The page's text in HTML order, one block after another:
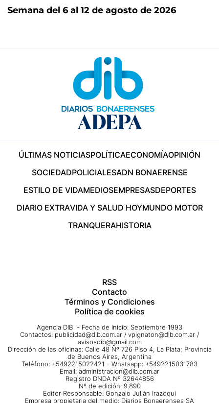
Semana del 6 al 12 de agosto de 2026
ÚLTIMAS NOTICIASPOLÍTICAECONOMÍAOPINIÓN
SOCIEDADPOLICIALESADN BONAERENSE
ESTILO DE VIDAMEDIOSEMPRESASDEPORTES
DIARIO EXTRAVIDA Y SALUD HOYMUNDO MOTOR
TRANQUERAHISTORIA
RSS
Contacto
Términos y Condiciones
Política de cookies
Agencia DIB - Fecha de Inicio: Septiembre 1993
Contactos: publicidad@dib.com.ar / vpignaton@dib.com.ar /
avisosdib@gmail.com
Dirección de las oficinas: Calle 48 Nº 726 Piso 4, La Plata; Provincia
de Buenos Aires, Argentina
Teléfono: +5492215022421 - Whatsapp: +5492215031783
Email: administracion@dib.com.ar
Registro DNDA Nº 32644856
Nº de edición: 9.890
Editor Responsable: Gonzalo Julián Irazoqui
Empresa propietaria del medio: Diarios Bonaerenses SA